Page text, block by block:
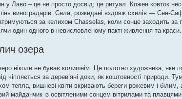
у Лаво – це не просто досвід; це ритуал. Кожен ковток
виноградарів. Села, розкидані вздовж схилів — Сен-
за келихом Chasselas, коли сонце заходить
один одного в невисловленому пакті живлення та краси.
озера
ніколи не буває колишнім. Це полотно художника, яке
чіпляється за дерев’яні доки, як коштовності природи.
тепла, вишневі квіти вкривають береги рожевим і
майданчик із освітленими сонцем вітрилами та